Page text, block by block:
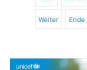
Weiter Ende